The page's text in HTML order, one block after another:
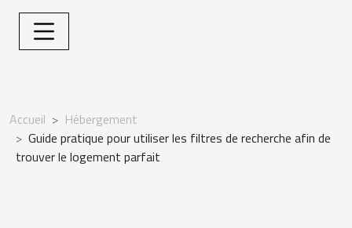
Accueil
Hébergement
Guide pratique pour utiliser les filtres de recherche afin de
trouver le logement parfait